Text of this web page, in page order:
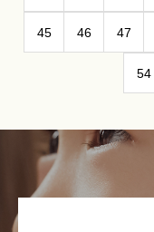
45 46 47
54